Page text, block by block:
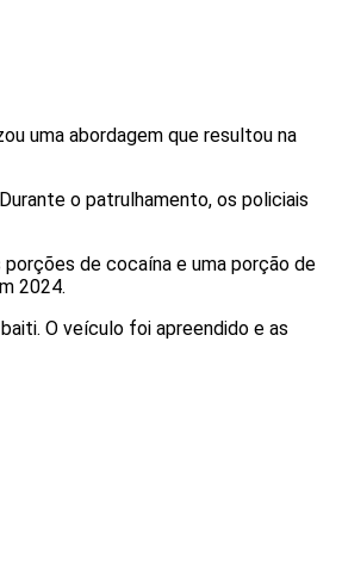
uma abordagem que resultou na
o patrulhamento, os policiais
de cocaína e uma porção de
2024.
O veículo foi apreendido e as